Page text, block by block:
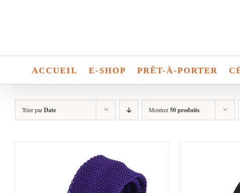
ACCUEIL E-SHOP PRÊT-À-PORTER
Trier parDate Montrer50 produits